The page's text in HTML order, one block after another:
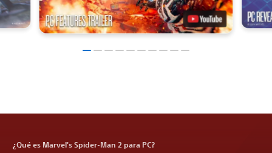
¿Qué es Marvel's Spider-Man 2 para PC?